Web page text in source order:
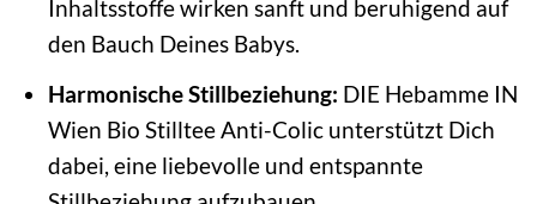
Inhaltsstoffe wirken sanft und beruhigend auf
den Bauch Deines Babys.
Harmonische Stillbeziehung: DIE Hebamme IN
Wien Bio Stilltee Anti-Colic unterstützt Dich
dabei, eine liebevolle und entspannte